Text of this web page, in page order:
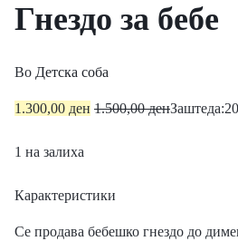
Гнездо за бебе
Во Детска соба
1.300,00 ден 1.500,00денЗаштеда:
1 на залиха
Карактеристики
Се продава бебешко гнездо до